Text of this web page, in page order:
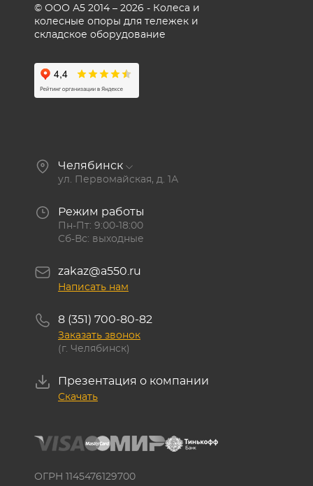
© ООО А5 2014 – 2026 - Колеса и
колесные опоры для тележек и
складское оборудование
Челябинск
ул. Первомайская, д. 1А
Режим работы
Пн-Пт: 9:00-18:00
Сб-Вс: выходные
zakaz@a550.ru
Написать нам
8 (351) 700-80-82
Заказать звонок
(г. Челябинск)
Презентация о компании
Скачать
ОГРН 1145476129700